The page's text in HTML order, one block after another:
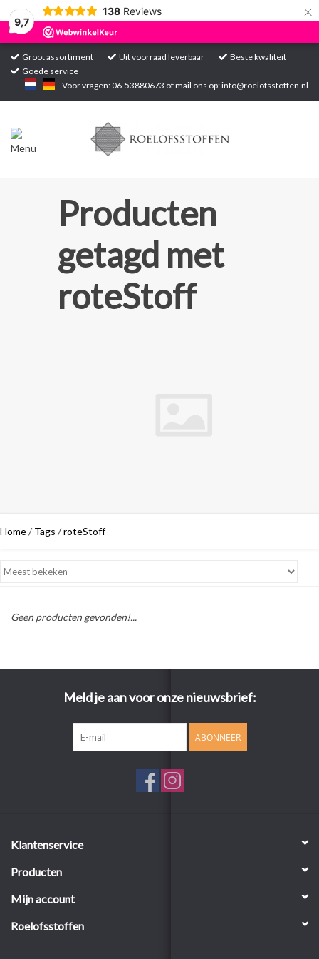
9,7
138 Reviews ×
Groot assortiment Uit voorraad leverbaar
Beste kwaliteit
Goede service
Voor vragen: 06-53880673 of mail ons op:info@roelofsstoffen.nl
Home
Producten
getagd met
roteStoff
Home/ Tags /roteStoff
Geen producten gevonden!...
Meld je aan voor onze nieuwsbrief:
ABONNEER
Klantenservice
Producten
Mijn account
Roelofsstoffen